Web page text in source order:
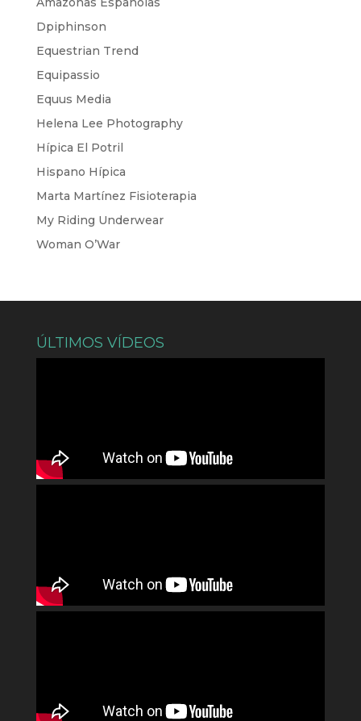
Dpiphinson
Equestrian Trend
Equipassio
Equus Media
Helena Lee Photography
Hípica El Potril
Hispano Hípica
Marta Martínez Fisioterapia
My Riding Underwear
Woman O’War
ÚLTIMOS VÍDEOS